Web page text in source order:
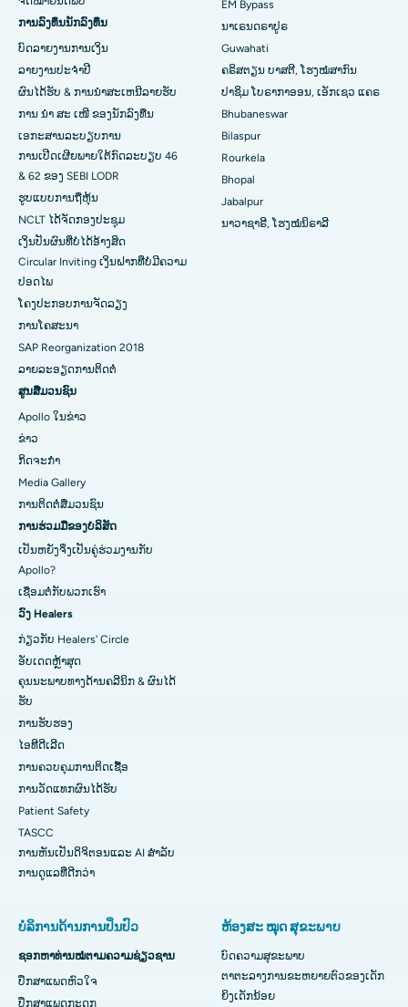
ໂຮງຫມໍທີ່ດີທີ່ສຸດໃນ Ramji Nagar, Nellore
ໂຮງຫມໍທີ່ດີທີ່ສຸດໃນ Sector-19, Rourkela
ໂຮງໝໍທີ່ດີທີ່ສຸດໃນ Swargate, Pune
ໂຮງໝໍມະເຮັງແມ່ຍິງທີ່ດີທີ່ສຸດໃນພາກໃຕ້ຂອງເດລີ
ການລົງທຶນນັກລົງທຶນ
ບົດລາຍງານການເງິນ
ລາຍງານປະຈໍາປີ
ຜົນໄດ້ຮັບ & ການນໍາສະເຫນີລາຍຮັບ
ການ ນຳ ສະ ເໜີ ຂອງນັກລົງທືນ
ເອກະສານລະບຽບການ
ການເປີດເຜີຍພາຍໃຕ້ກົດລະບຽບ 46
& 62 ຂອງ SEBI LODR
ຮູບແບບການຖືຫຸ້ນ
NCLT ໄດ້​ຈັດ​ກອງ​ປະ​ຊຸມ​
ເງິນປັນຜົນທີ່ບໍ່ໄດ້ອ້າງສິດ
Circular Inviting ເງິນຝາກທີ່ບໍ່ມີຄວາມ
ປອດໄພ
ໂຄງປະກອບການຈັດລຽງ
ການໂຄສະນາ
SAP Reorganization 2018
ລາຍລະອຽດການຕິດຕໍ່
ສູນສື່ມວນຊົນ
Apollo ໃນຂ່າວ
ຂ່າວ
ກິດຈະກໍາ
Media Gallery
ການ​ຕິດ​ຕໍ່​ສື່​ມວນ​ຊົນ​
ການຮ່ວມມືຂອງບໍລິສັດ
ເປັນຫຍັງຈິ່ງເປັນຄູ່ຮ່ວມງານກັບ
Apollo?
ເຊື່ອມຕໍ່ກັບພວກເຮົາ
ວົງ Healers
ກ່ຽວກັບ Healers' Circle
ອັບເດດຫຼ້າສຸດ
ຄຸນນະພາບທາງດ້ານຄລີນິກ & ຜົນໄດ້
ຮັບ
ການຮັບຮອງ
ໄອທີດີເລີດ
ການ​ຄວບ​ຄຸມ​ການ​ຕິດ​ເຊື້ອ​
ການວັດແທກຜົນໄດ້ຮັບ
Patient Safety
TASCC
ການຫັນເປັນດິຈິຕອນແລະ AI ສໍາລັບ
ການດູແລທີ່ດີກວ່າ
EM Bypass
ນາເຣນດຣາປູຣ
Guwahati
ຄຣິສຕຽນ ບາສຕີ, ໂຮງໝໍສາກົນ
ປາຊິມ ໂບຣາກາອອນ, ເອັກເຊວ ແຄຣ
Bhubaneswar
Bilaspur
Rourkela
Bhopal
Jabalpur
ນາວາຊາຣີ, ໂຮງໝໍນິຣາລີ
ບໍລິການດ້ານການປິ່ນປົວ
ຊອກຫາທ່ານໝໍຕາມຄວາມຊ່ຽວຊານ
ປຶກສາແພດຫົວໃຈ
ປຶກສາແພດກະດູກ
ຫ້ອງສະ ໝຸດ ສຸຂະພາບ
ບົດຄວາມສຸຂະພາບ
ຕາຕະລາງການຂະຫຍາຍຕົວຂອງເດັກ
ຍິງເດັກນ້ອຍ